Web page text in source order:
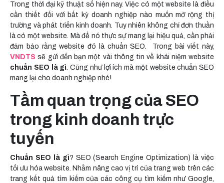
Trong thời đại kỹ thuật số hiện nay. Việc có một website là điều
cần thiết đối với bất kỳ doanh nghiệp nào muốn mở rộng thị
trường và phát triển kinh doanh. Tuy nhiên không chỉ đơn thuần
là có một website. Mà để nó thực sự mang lại hiệu quả, cần phải
đảm bảo rằng website đó là chuẩn SEO. Trong bài viết này,
VNDTS sẽ gửi đến bạn một vài thông tin về khái niệm website
chuẩn SEO là gì. Cũng như lợi ích mà một website chuẩn SEO
mang lại cho doanh nghiệp nhé!
Tầm quan trọng của SEO
trong kinh doanh trực
tuyến
Chuẩn SEO là gì? SEO (Search Engine Optimization) là việc
tối ưu hóa website. Nhằm nâng cao vị trí của trang web trên các
trang kết quả tìm kiếm của các công cụ tìm kiếm như Google,